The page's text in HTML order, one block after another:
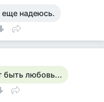
еще надеюсь.
быть любовь...